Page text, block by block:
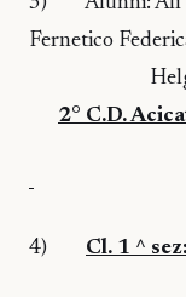
Fernetico
2° C.D.
4) Cl. 1 ^